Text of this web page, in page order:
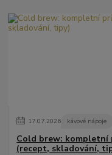
17.07.2026 kávové nápoje
Cold brew: kompletní
(recept, skladování,